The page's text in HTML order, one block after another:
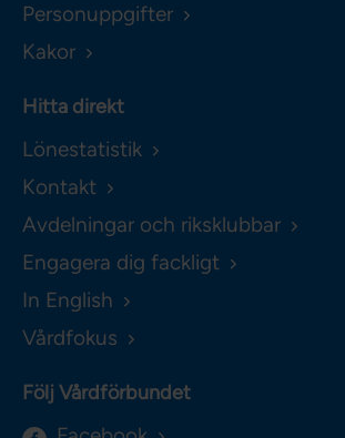
Personuppgifter
Kakor
Hitta direkt
Lönestatistik
Kontakt
Avdelningar och riksklubbar
Engagera dig fackligt
In English
Vårdfokus
Följ Vårdförbundet